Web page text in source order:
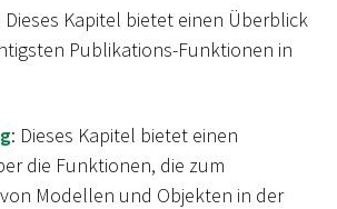
Dieses Kapitel bietet einen Überblick
Publikations-Funktionen in
: Dieses Kapitel bietet einen
die Funktionen, die zum
Modellen und Objekten in der